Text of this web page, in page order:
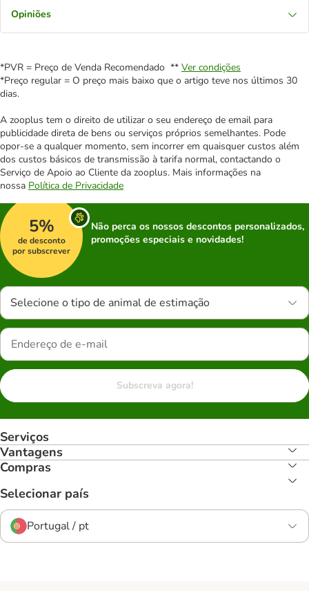
Opiniões
*PVR = Preço de Venda Recomendado ** Ver condições
*Preço regular = O preço mais baixo que o artigo teve nos últimos 30
dias.
A zooplus tem o direito de utilizar o seu endereço de email para
publicidade direta de bens ou serviços próprios semelhantes. Pode
opor-se a qualquer momento, sem incorrer em quaisquer custos além
dos custos básicos de transmissão à tarifa normal, contactando o
Serviço de Apoio ao Cliente da zooplus. Mais informações na
nossa Política de Privacidade
5%
de desconto
por subscrever
Não perca os nossos descontos personalizados,
promoções especiais e novidades!
Selecione o tipo de animal de estimação
Subscreva agora!
Serviços
Vantagens
Compras
Selecionar país
Portugal / pt